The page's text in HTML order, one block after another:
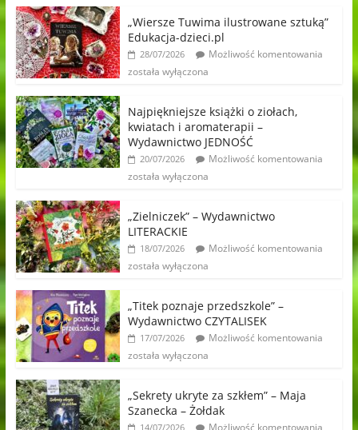
„Wiersze Tuwima ilustrowane sztuką”
Edukacja-dzieci.pl
28/07/2026
Możliwość komentowania
została wyłączona
Najpiękniejsze książki o ziołach,
kwiatach i aromaterapii –
Wydawnictwo JEDNOŚĆ
20/07/2026
Możliwość komentowania
została wyłączona
„Zielniczek” – Wydawnictwo
LITERACKIE
18/07/2026
Możliwość komentowania
została wyłączona
„Titek poznaje przedszkole” –
Wydawnictwo CZYTALISEK
17/07/2026
Możliwość komentowania
została wyłączona
„Sekrety ukryte za szkłem” – Maja
Szanecka – Żołdak
14/07/2026